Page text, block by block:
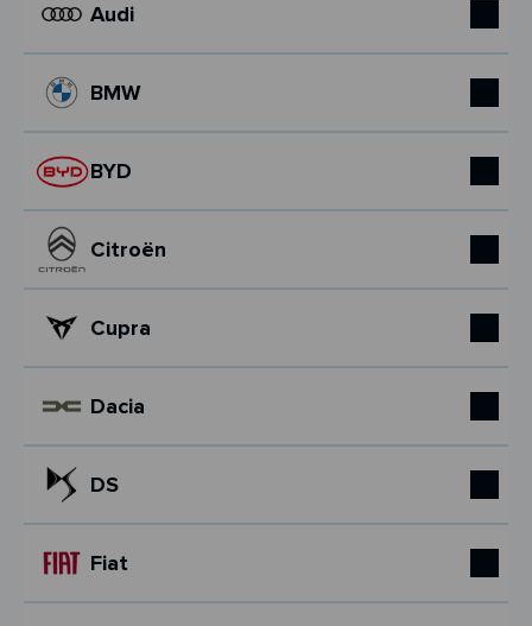
Audi
BMW
BYD
Citroën
Cupra
Dacia
DS
Fiat